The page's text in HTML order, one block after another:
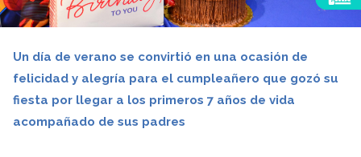
Un día de verano se convirtió en una ocasión de
felicidad y alegría para el cumpleañero que gozó su
fiesta por llegar a los primeros 7 años de vida
acompañado de sus padres